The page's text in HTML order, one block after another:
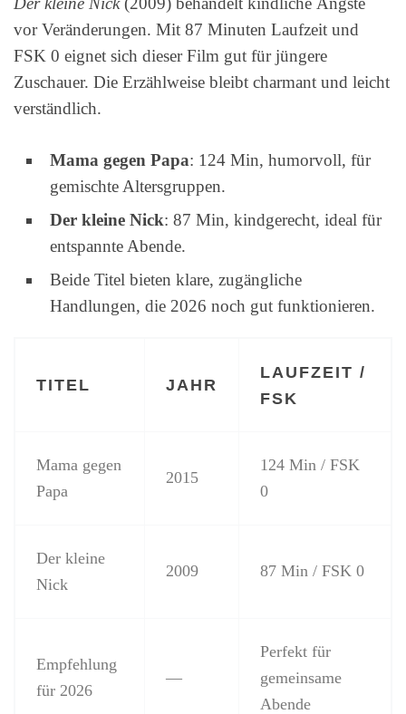
vor Veränderungen. Mit 87 Minuten Laufzeit und
FSK 0 eignet sich dieser Film gut für jüngere
Zuschauer. Die Erzählweise bleibt charmant und leicht
verständlich.
Mama gegen Papa: 124 Min, humorvoll, für
gemischte Altersgruppen.
Der kleine Nick: 87 Min, kindgerecht, ideal für
entspannte Abende.
Beide Titel bieten klare, zugängliche
Handlungen, die 2026 noch gut funktionieren.
TITEL JAHR
LAUFZEIT /
FSK
Mama gegen
Papa
2015
124 Min / FSK
0
Der kleine
Nick
2009 87 Min / FSK 0
Empfehlung
für 2026
—
Perfekt für
gemeinsame
Abende